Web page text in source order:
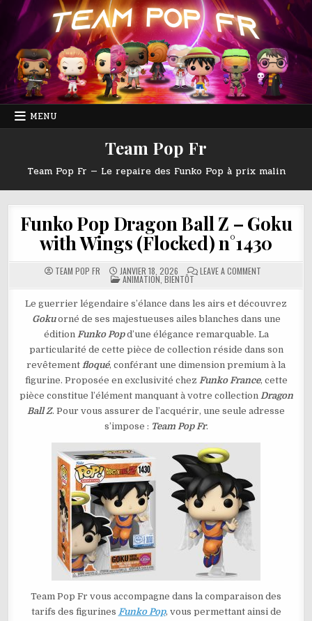
content
MENU
Team Pop Fr
Team Pop Fr — Le repaire des Funko Pop à prix malin
Funko Pop Dragon Ball Z – Goku
with Wings (Flocked) n°1430
TEAM POP FR JANVIER 18, 2026 LEAVE A COMMENTON
POP
BALL
–
GOKU
WITH
WINGS
(FLOCKED)
N°1430
POSTED
IN
ANIMATION BIENTÔT
Le guerrier légendaire s’élance dans les airs et découvrez
Gokuorné de ses majestueuses ailes blanches dans une
édition Funko Popd’une élégance remarquable. La
particularité de cette pièce de collection réside dans son
revêtement floqué, conférant une dimension premium à la
figurine. Proposée en exclusivité chez Funko France, cette
pièce constitue l’élément manquant à votre collection Dragon
Ball Z. Pour vous assurer de l’acquérir, une seule adresse
s’impose : Team Pop Fr.
Team Pop Fr vous accompagne dans la comparaison des
tarifs des figurines Funko Pop, vous permettant ainsi de